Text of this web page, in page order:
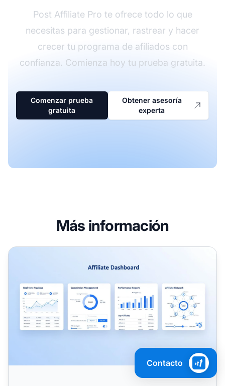
Post Affiliate Pro te ofrece todo lo que
necesitas para gestionar, rastrear y hacer
crecer tu programa de afiliados con
confianza. Comienza hoy tu prueba gratuita.
Comenzar prueba
gratuita
Obtener asesoría
experta
Más información
¿Cómo puede Post Affiliate Pro ayudar a gestionar
Contacto